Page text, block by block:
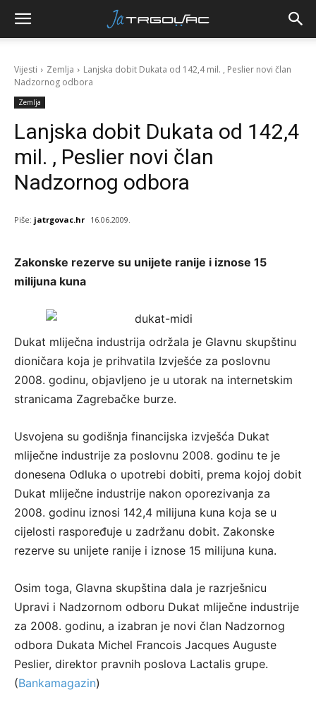
Vijesti Zemlja
Lanjska dobit Dukata od 142,4 mil. , Peslier novi član
Nadzornog odbora
Zemlja
Lanjska dobit Dukata od 142,4
mil. , Peslier novi član
Nadzornog odbora
Piše: jatrgovac.hr 16.06.2009.
Zakonske rezerve su unijete ranije i iznose 15
milijuna kuna
Dukat mliječna industrija održala je Glavnu skupštinu
dioničara koja je prihvatila Izvješće za poslovnu
2008. godinu, objavljeno je u utorak na internetskim
stranicama Zagrebačke burze.
Usvojena su godišnja financijska izvješća Dukat
mliječne industrije za poslovnu 2008. godinu te je
donesena Odluka o upotrebi dobiti, prema kojoj dobit
Dukat mliječne industrije nakon oporezivanja za
2008. godinu iznosi 142,4 milijuna kuna koja se u
cijelosti raspoređuje u zadržanu dobit. Zakonske
rezerve su unijete ranije i iznose 15 milijuna kuna.
Osim toga, Glavna skupština dala je razrješnicu
Upravi i Nadzornom odboru Dukat mliječne industrije
za 2008. godinu, a izabran je novi član Nadzornog
odbora Dukata Michel Francois Jacques Auguste
Peslier, direktor pravnih poslova Lactalis grupe.
(Bankamagazin)